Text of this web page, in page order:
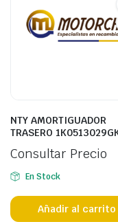
NTY AMORTIGUADOR
TRASERO
Consultar Precio
En Stock
Añadir al carrito